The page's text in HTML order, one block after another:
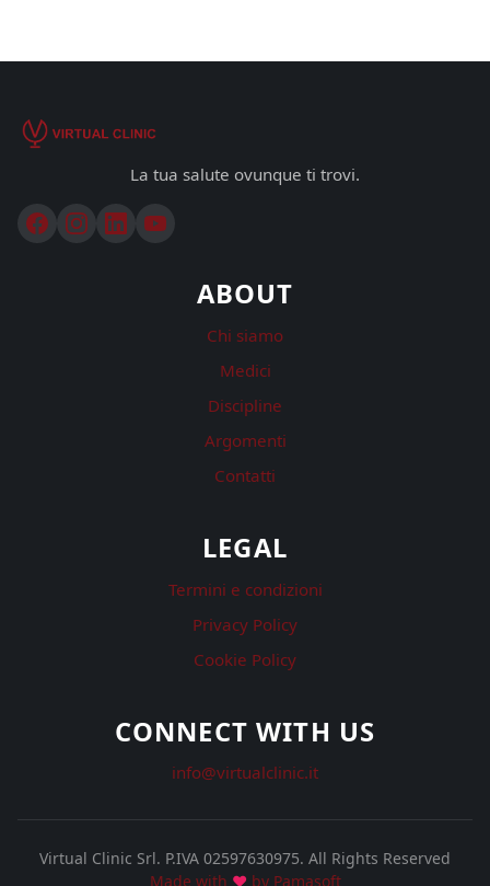
La tua salute ovunque ti trovi.
ABOUT
Chi siamo
Medici
Discipline
Argomenti
Contatti
LEGAL
Termini e condizioni
Privacy Policy
Cookie Policy
CONNECT WITH US
info@virtualclinic.it
Virtual Clinic Srl. P.IVA 02597630975. All Rights Reserved
Made with ♥ by Pamasoft